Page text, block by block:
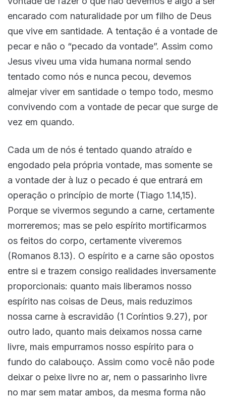
encarado com naturalidade por um filho de Deus
que vive em santidade. A tentação é a vontade de
pecar e não o “pecado da vontade”. Assim como
Jesus viveu uma vida humana normal sendo
tentado como nós e nunca pecou, devemos
almejar viver em santidade o tempo todo, mesmo
convivendo com a vontade de pecar que surge de
vez em quando.
Cada um de nós é tentado quando atraído e
engodado pela própria vontade, mas somente se
a vontade der à luz o pecado é que entrará em
operação o princípio de morte (Tiago 1.14,15).
Porque se vivermos segundo a carne, certamente
morreremos; mas se pelo espírito mortificarmos
os feitos do corpo, certamente viveremos
(Romanos 8.13). O espírito e a carne são opostos
entre si e trazem consigo realidades inversamente
proporcionais: quanto mais liberamos nosso
espírito nas coisas de Deus, mais reduzimos
nossa carne à escravidão (1 Coríntios 9.27), por
outro lado, quanto mais deixamos nossa carne
livre, mais empurramos nosso espírito para o
fundo do calabouço. Assim como você não pode
deixar o peixe livre no ar, nem o passarinho livre
no mar sem matar ambos, da mesma forma não